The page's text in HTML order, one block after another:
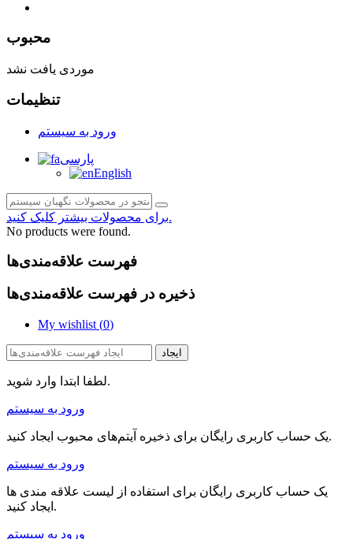
محبوب
موردی یافت نشد
تنظیمات
ورود به سیستم
پارسی
English
برای محصولات بیشتر کلیک کنید.
No products were found.
فهرست علاقه‌مندی‌ها
ذخیره در فهرست علاقه‌مندی‌ها
My wishlist (0)
ایجاد
لطفا ابتدا وارد شوید.
ورود به سیستم
یک حساب کاربری رایگان برای ذخیره آیتم‌های محبوب ایجاد کنید.
ورود به سیستم
یک حساب کاربری رایگان برای استفاده از لیست علاقه مندی ها
ایجاد کنید.
ورود به سیستم